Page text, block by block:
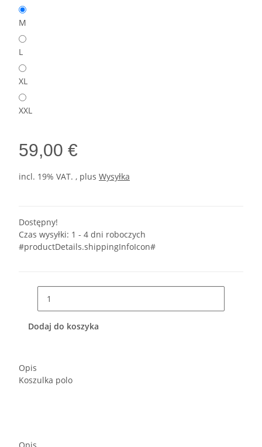
M
L
XL
XXL
59,00 €
incl. 19% VAT. , plus Wysyłka
Dostępny!
Czas wysyłki: 1 - 4 dni roboczych
#productDetails.shippingInfoIcon#
Dodaj do koszyka
Opis
Koszulka polo